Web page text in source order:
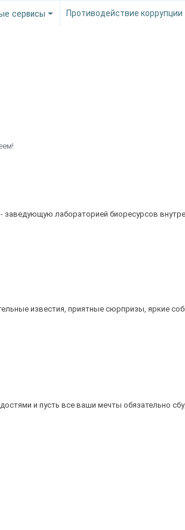
сервисы Противодействие коррупции
- заведующую лабораторией биоресурсов
известия, приятные сюрпризы, яркие
и пусть все ваши мечты обязательно